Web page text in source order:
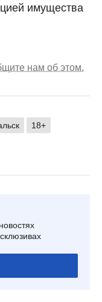
имущества
нам об этом.
18+